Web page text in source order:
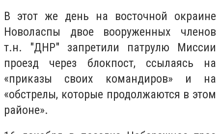
В этот же день на восточной окраине
Новоласпы двое вооруженных членов
т.н. "ДНР" запретили патрулю Миссии
проезд через блокпост, ссылаясь на
«приказы своих командиров» и на
«обстрелы, которые продолжаются в этом
районе».